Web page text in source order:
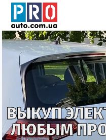
ВЫКУП
ЛЮБЫМ